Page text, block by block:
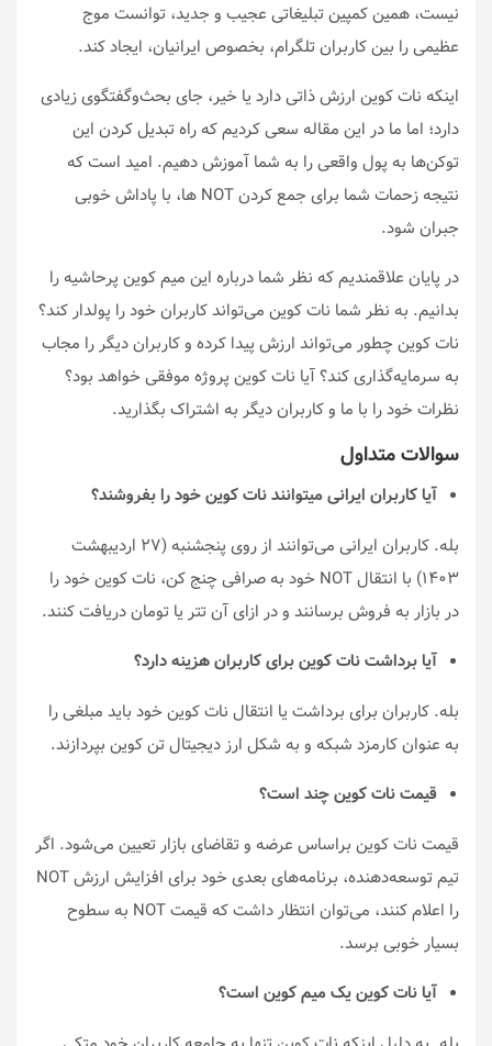
نیست، همین کمپین تبلیغاتی عجیب و جدید، توانست موج
عظیمی را بین کاربران تلگرام، بخصوص ایرانیان، ایجاد کند.
اینکه نات کوین ارزش ذاتی دارد یا خیر، جای بحث‌وگفتگوی زیادی
دارد؛ اما ما در این مقاله سعی کردیم که راه تبدیل کردن این
توکن‌ها به پول واقعی را به شما آموزش دهیم. امید است که
نتیجه زحمات شما برای جمع کردن NOT ها، با پاداش خوبی
جبران شود.
در پایان علاقمندیم که نظر شما درباره این میم کوین پرحاشیه را
بدانیم. به نظر شما نات کوین می‌تواند کاربران خود را پولدار کند؟
نات کوین چطور می‌تواند ارزش پیدا کرده و کاربران دیگر را مجاب
به سرمایه‌گذاری کند؟ آیا نات کوین پروژه موفقی خواهد بود؟
نظرات خود را با ما و کاربران دیگر به اشتراک بگذارید.
سوالات متداول
آیا کاربران ایرانی میتوانند نات کوین خود را بفروشند؟
بله. کاربران ایرانی می‌توانند از روی پنجشنبه (۲۷ اردیبهشت
۱۴۰۳) با انتقال NOT خود به صرافی چنج کن، نات کوین خود را
در بازار به فروش برسانند و در ازای آن تتر یا تومان دریافت کنند.
آیا برداشت نات کوین برای کاربران هزینه دارد؟
بله. کاربران برای برداشت یا انتقال نات کوین خود باید مبلغی را
به عنوان کارمزد شبکه و به شکل ارز دیجیتال تن کوین بپردازند.
قیمت نات کوین چند است؟
قیمت نات کوین براساس عرضه و تقاضای بازار تعیین می‌شود. اگر
تیم توسعه‌دهنده، برنامه‌های بعدی خود برای افزایش ارزش NOT
را اعلام کنند، می‌توان انتظار داشت که قیمت NOT به سطوح
بسیار خوبی برسد.
آیا نات کوین یک میم کوین است؟